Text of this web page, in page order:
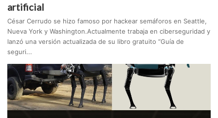
artificial
César Cerrudo se hizo famoso por hackear semáforos en Seattle,
Nueva York y Washington.Actualmente trabaja en ciberseguridad y
lanzó una versión actualizada de su libro gratuito “Guía de
seguri...